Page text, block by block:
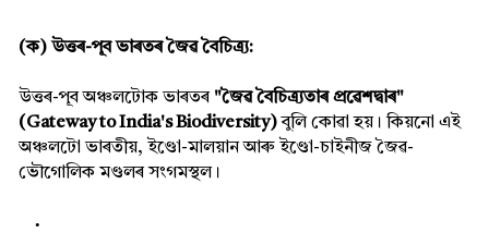
(ক) উত্তৰ-পূব ভাৰতৰ জৈৱ বৈচিত্ৰ্য:
উত্তৰ-পূব অঞ্চলটোক ভাৰতৰ "জৈৱ বৈচিত্ৰ্যতাৰ প্ৰৱেশদ্বাৰ"
(Gateway to India's Biodiversity)বুলি কোৱা হয়। কিয়নো এই
অঞ্চলটো ভাৰতীয়, ইণ্ডো-মালয়ান আৰু ইণ্ডো-চাইনীজ জৈৱ-
ভৌগোলিক মণ্ডলৰ সংগমস্থল।